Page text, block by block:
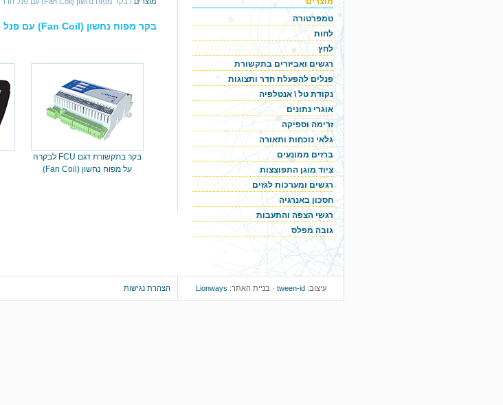
בקר מפוח נחשון (Fan Coil) עם פנל חדר
בקר בתקשורת דגם FCU לבקרה
על מפוח נחשון (Fan Coil)
טמפרטורה
לחות
לחץ
רגשים ואביזרים בתקשורת
פנלים להפעלת חדר ותצוגות
נקודת טל \ אנטלפיה
אוגרי נתונים
זרימה וספיקה
גלאי נוכחות ותאורה
ברזים ממונעים
ציוד מוגן התפוצצות
רגשים ומערכות לגזים
חסכון באנרגיה
רגשי הצפה והתעבות
גובה מפלס
הצהרת נגישות עיצוב: tween-id · בניית האתר: Lionways